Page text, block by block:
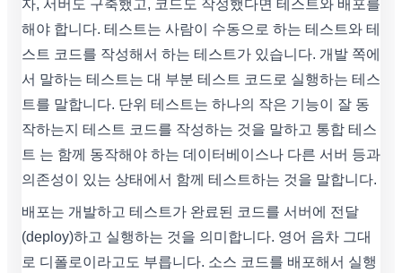
자, 서버도 구축했고, 코드도 작성했다면 테스트와 배포를
해야 합니다. 테스트는 사람이 수동으로 하는 테스트와 테
스트 코드를 작성해서 하는 테스트가 있습니다. 개발 쪽에
서 말하는 테스트는 대 부분 테스트 코드로 실행하는 테스
트를 말합니다. 단위 테스트는 하나의 작은 기능이 잘 동
작하는지 테스트 코드를 작성하는 것을 말하고 통합 테스
트 는 함께 동작해야 하는 데이터베이스나 다른 서버 등과
의존성이 있는 상태에서 함께 테스트하는 것을 말합니다.
배포는 개발하고 테스트가 완료된 코드를 서버에 전달
(deploy)하고 실행하는 것을 의미합니다. 영어 음차 그대
로 디폴로이라고도 부릅니다. 소스 코드를 배포해서 실행